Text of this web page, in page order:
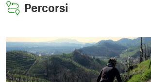
Percorsi